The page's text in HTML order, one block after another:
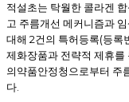
적설초는 탁월한 콜라겐
고 주름개선 메커니즘과
대해 2건의 특허등록(등록
제화장품과 전략적 제휴
의약품안정청으로부터 주
다